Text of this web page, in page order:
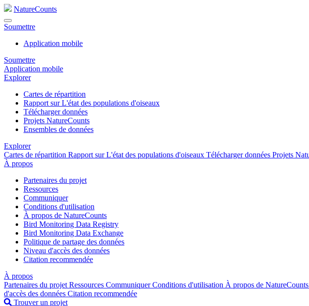
NatureCounts
Soumettre
Application mobile
Soumettre
Application mobile
Explorer
Cartes de répartition
Rapport sur L'état des populations d'oiseaux
Télécharger données
Projets NatureCounts
Ensembles de données
Explorer
Cartes de répartition Rapport sur L'état des populations d'oiseaux Télécharger données Projets
À propos
Partenaires du projet
Ressources
Communiquer
Conditions d'utilisation
À propos de NatureCounts
Bird Monitoring Data Registry
Bird Monitoring Data Exchange
Politique de partage des données
Niveau d'accès des données
Citation recommendée
À propos
Partenaires du projet Ressources CommuniquerConditions d'utilisation À propos de NatureCounts
d'accès des données Citation recommendée
Trouver un projet